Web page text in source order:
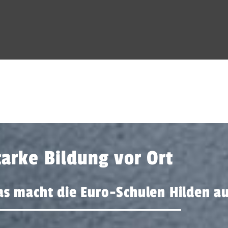
Bildung vor Ort
macht die Euro-Schulen Hilden